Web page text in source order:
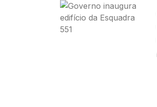
Imagem